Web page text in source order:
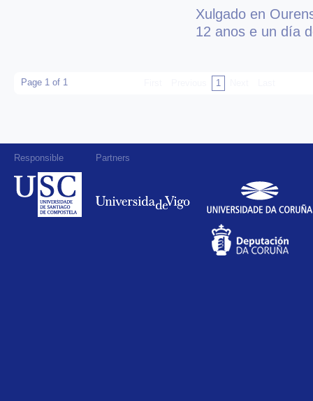
Xulgado en
12 anos e un día
Page 1 of 1 1
Responsible Partners